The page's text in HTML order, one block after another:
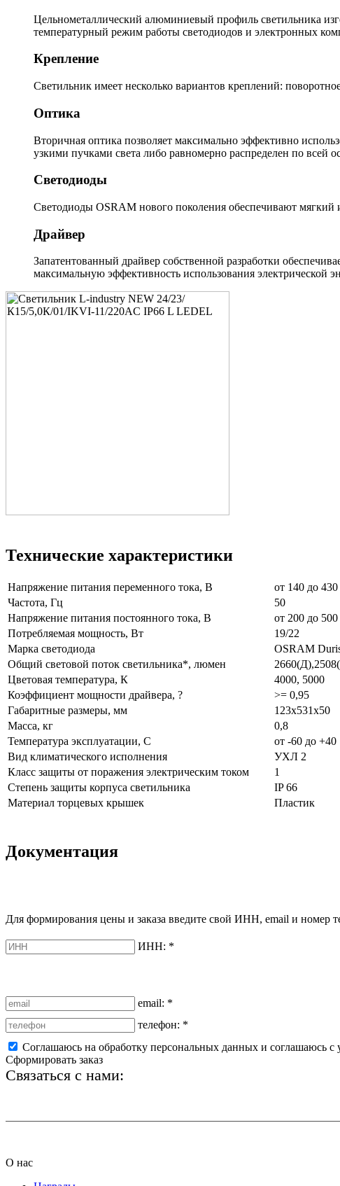
Цельнометаллический алюминиевый профиль светильника
температурный режим работы светодиодов и электронных
Крепление
Светильник имеет несколько вариантов креплений:
Оптика
Вторичная оптика позволяет максимально эффективно
узкими пучками света либо равномерно распределен по всей
Светодиоды
Светодиоды OSRAM нового поколения обеспечивают мягкий
Драйвер
Запатентованный драйвер собственной разработки
максимальную эффективность использования
Технические характеристики
Напряжение питания переменного тока, В
от 140 до 430
Частота, Гц
50
Напряжение питания постоянного тока, В
от 200 до 500
Потребляемая мощность, Вт
19/22
Марка светодиода
OSRAM
Общий световой поток светильника*, люмен
Цветовая температура, К
4000, 5000
Коэффициент мощности драйвера, ?
>= 0,95
Габаритные размеры, мм
123х531х50
Масса, кг
0,8
Температура эксплуатации, С
от -60 до +40
Вид климатического исполнения
УХЛ 2
Класс защиты от поражения электрическим током
1
Степень защиты корпуса светильника
IP 66
Материал торцевых крышек
Пластик
Документация
Для формирования цены и заказа введите свой ИНН, email и номер
ИНН: *
email: *
телефон: *
Соглашаюсь на обработку персональных данных и соглашаюсь
Сформировать заказ
Связаться с нами:
О нас